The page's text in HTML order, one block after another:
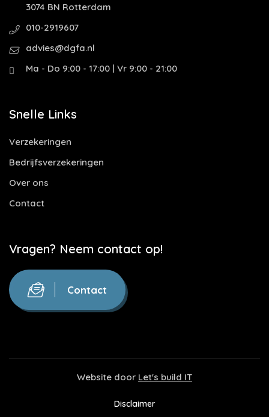
3074 BN Rotterdam
010-2919607
advies@dgfa.nl
Ma - Do 9:00 - 17:00 | Vr 9:00 - 21:00
Snelle Links
Verzekeringen
Bedrijfsverzekeringen
Over ons
Contact
Vragen? Neem contact op!
Contact
Website door Let's build IT
Disclaimer